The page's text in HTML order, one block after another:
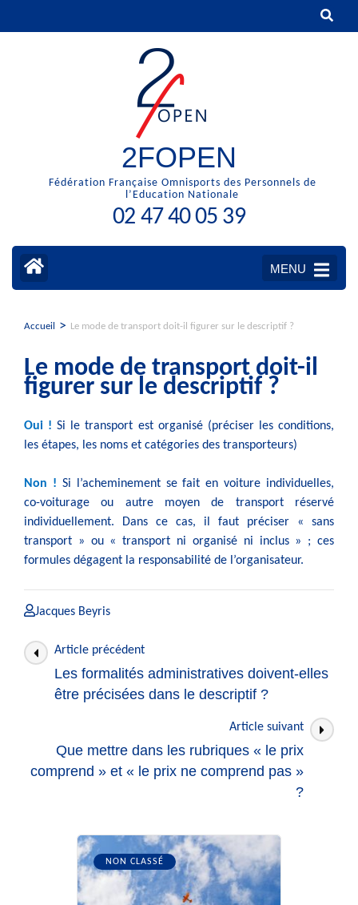
2FOPEN
Fédération Française Omnisports des Personnels de
l’Education Nationale
02 47 40 05 39
MENU
Accueil > Le mode de transport doit-il figurer sur le descriptif ?
Le mode de transport doit-il
figurer sur le descriptif ?
Oui !Si le transport est organisé (préciser les conditions,
les étapes, les noms et catégories des transporteurs)
Non ! Si l’acheminement se fait en voiture individuelles,
co-voiturage ou autre moyen de transport réservé
individuellement. Dans ce cas, il faut préciser « sans
transport » ou « transport ni organisé ni inclus » ; ces
formules dégagent la responsabilité de l’organisateur.
Jacques Beyris
Navigation
des
articles
Article précédent
Les formalités administratives doivent-elles
être précisées dans le descriptif ?
Article suivant
Que mettre dans les rubriques « le prix
comprend » et « le prix ne comprend pas »
?
NON CLASSÉ